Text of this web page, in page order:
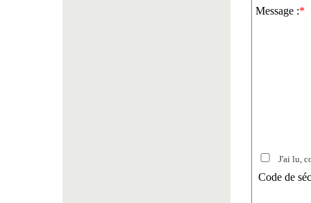
Message :*
J'ai lu,
Code de